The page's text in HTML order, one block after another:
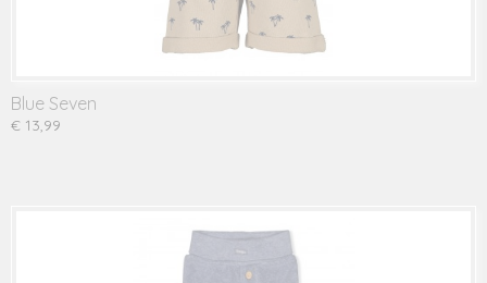
Blue Seven
€ 13,99